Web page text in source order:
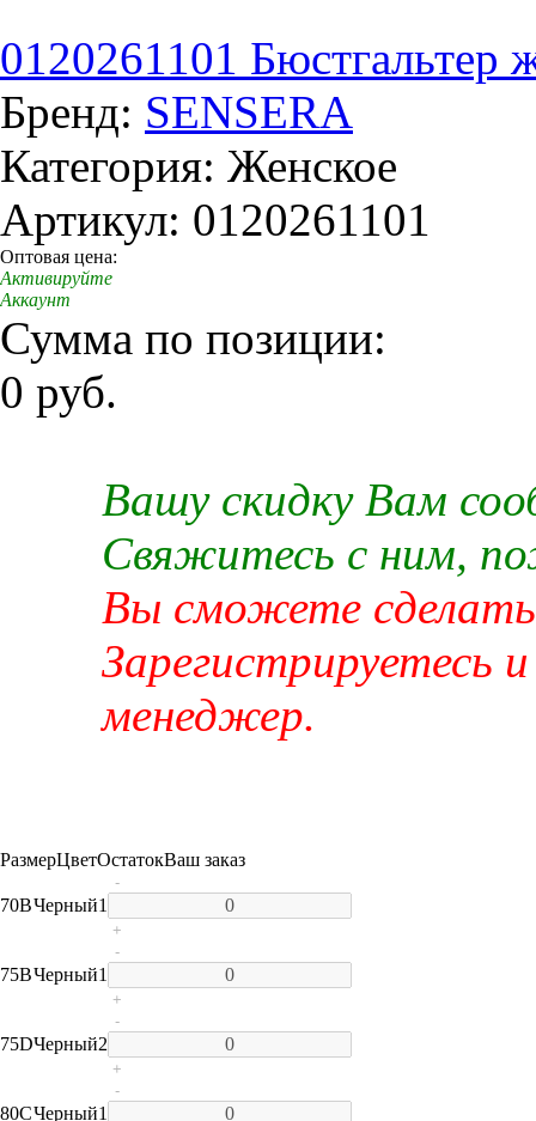
0120261101 Бюстгальтер
Бренд: SENSERA
Категория: Женское
Артикул: 0120261101
Оптовая цена:
Активируйте
Аккаунт
Сумма по позиции:
0 руб.
Вашу скидку Вам
Свяжитесь с ним,
Вы сможете сделать
Зарегистрируетесь
менеджер.
РазмерЦветОстатокВаш заказ
70BЧерный1
-
+
75BЧерный1
-
+
75DЧерный2
-
+
80CЧерный1
-